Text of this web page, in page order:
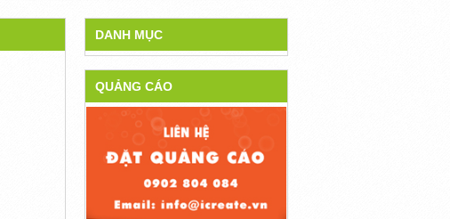
DANH MỤC
QUẢNG CÁO